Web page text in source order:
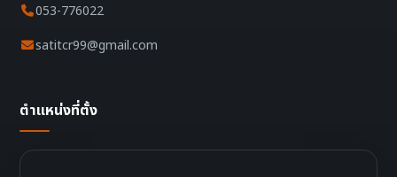
053-776022
satitcr99@gmail.com
ตำแหน่งที่ตั้ง